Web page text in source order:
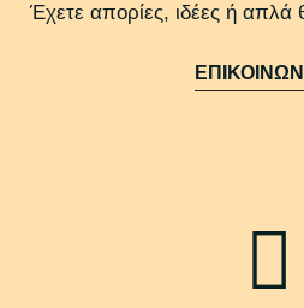
Έχετε απορίες, ιδέες ή απλά